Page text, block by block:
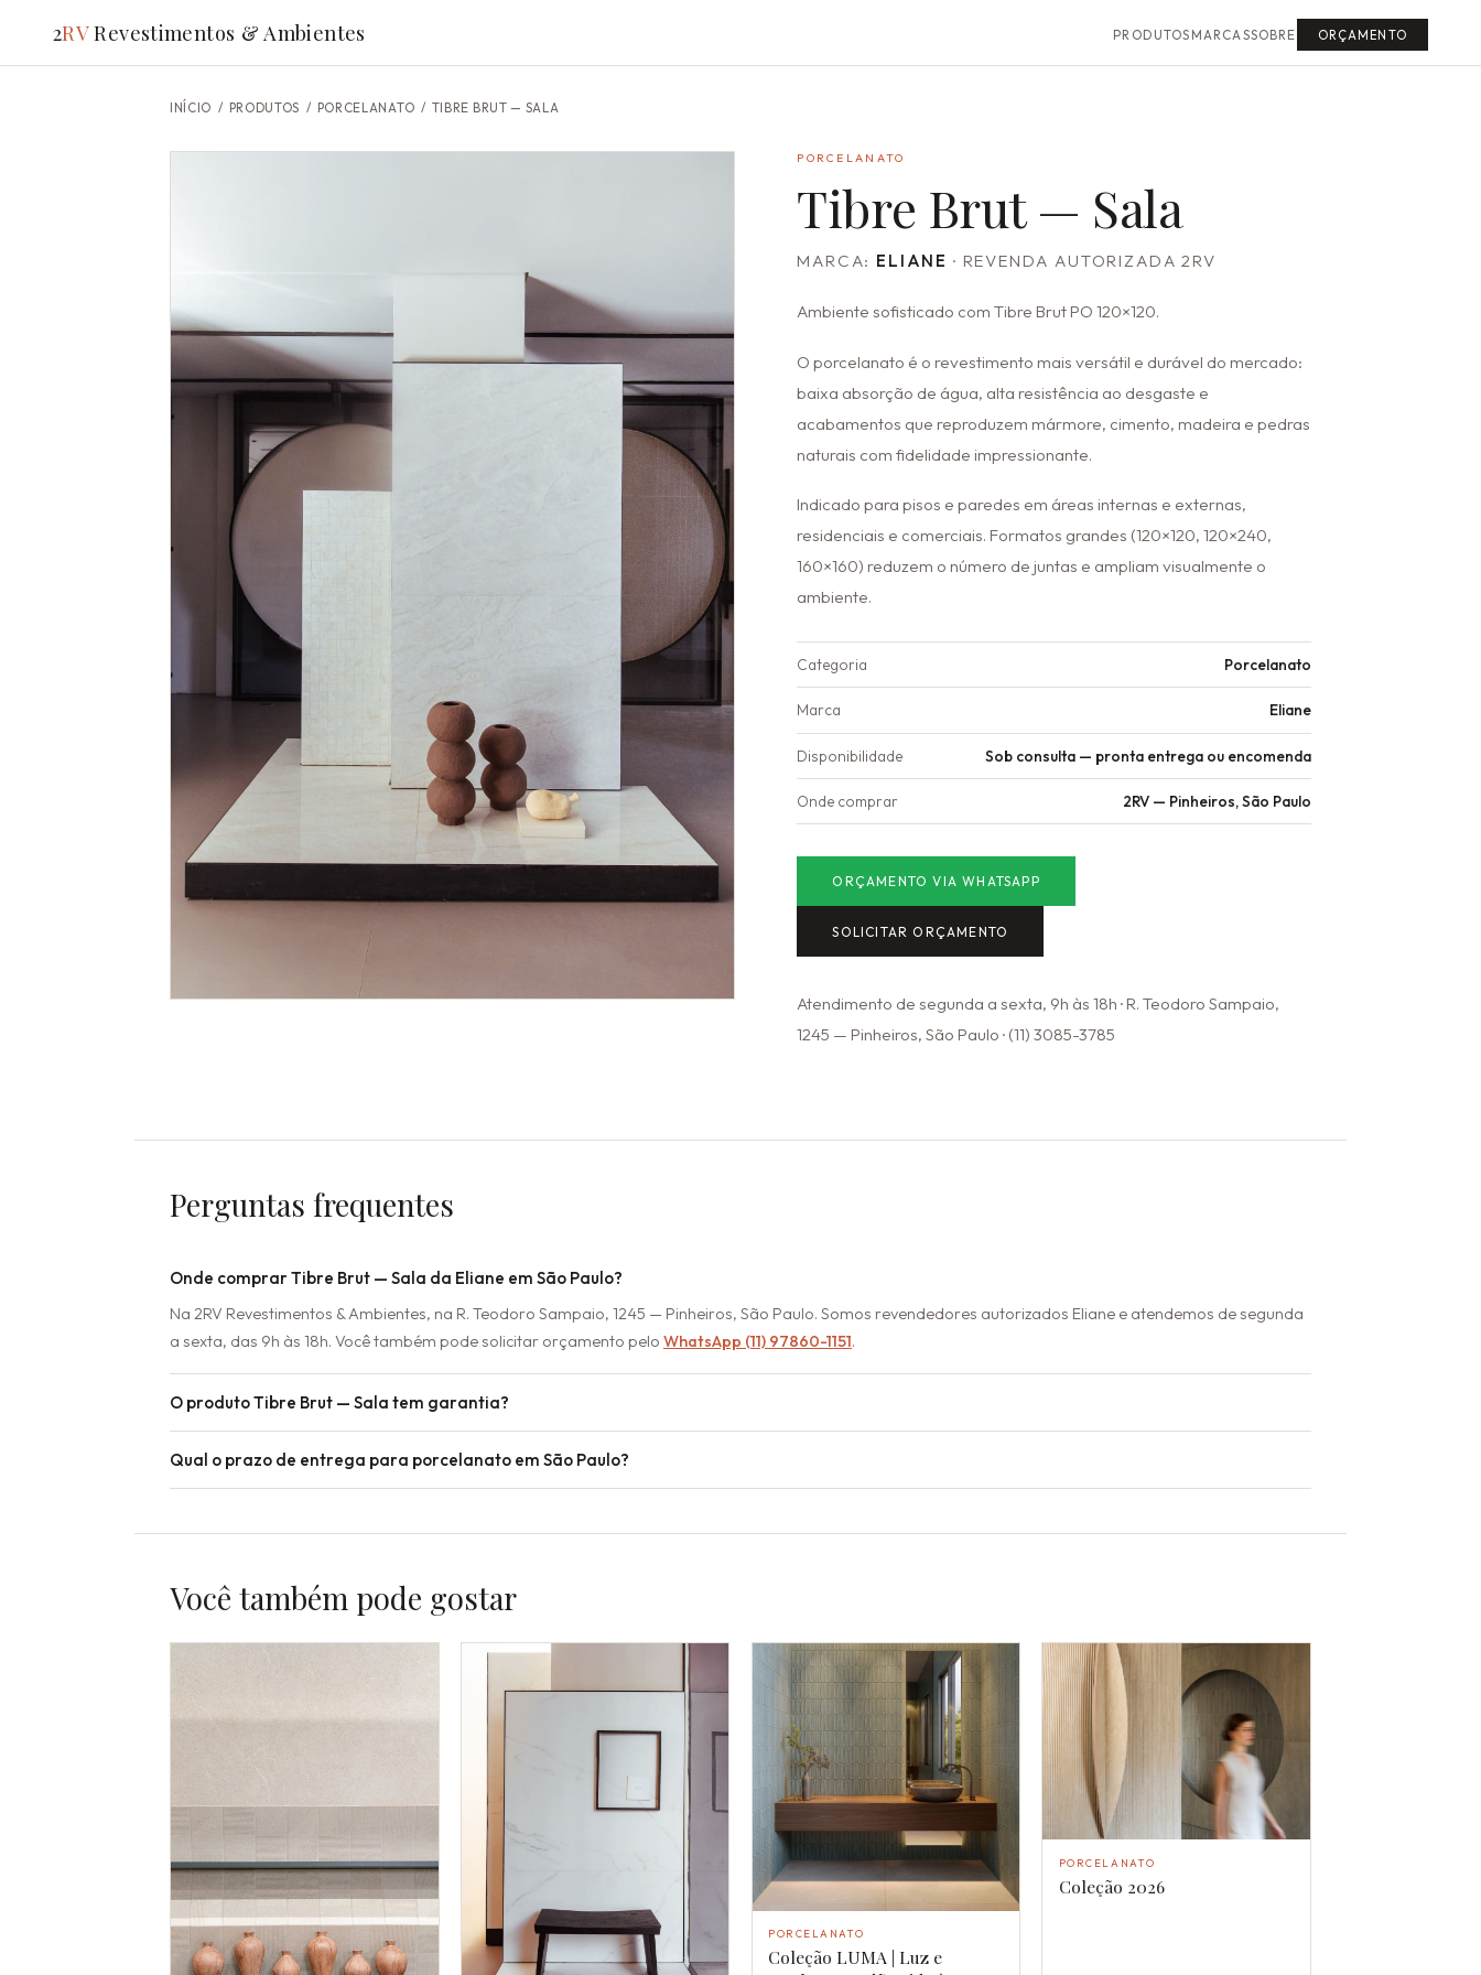
2RVRevestimentos & Ambientes PRODUTOS MARCASSOBRE ORÇAMENTO
INÍCIO / PRODUTOS / PORCELANATO / TIBRE BRUT — SALA
PORCELANATO
Tibre Brut — Sala
MARCA: ELIANE · REVENDA AUTORIZADA 2RV
Ambiente sofisticado com Tibre Brut PO 120×120.
O porcelanato é o revestimento mais versátil e durável do mercado:
baixa absorção de água, alta resistência ao desgaste e
acabamentos que reproduzem mármore, cimento, madeira e pedras
naturais com fidelidade impressionante.
Indicado para pisos e paredes em áreas internas e externas,
residenciais e comerciais. Formatos grandes (120×120, 120×240,
160×160) reduzem o número de juntas e ampliam visualmente o
ambiente.
Categoria Porcelanato
Marca Eliane
Disponibilidade Sob consulta — pronta entrega ou encomenda
Onde comprar 2RV — Pinheiros, São Paulo
ORÇAMENTO VIA WHATSAPP
SOLICITAR ORÇAMENTO
Atendimento de segunda a sexta, 9h às 18h · R. Teodoro Sampaio,
1245 — Pinheiros, São Paulo · (11) 3085-3785
Perguntas frequentes
Onde comprar Tibre Brut — Sala da Eliane em São Paulo?
Na 2RV Revestimentos & Ambientes, na R. Teodoro Sampaio, 1245 — Pinheiros, São Paulo. Somos revendedores autorizados Eliane e atendemos de segunda
a sexta, das 9h às 18h. Você também pode solicitar orçamento pelo WhatsApp (11) 97860-1151.
O produto Tibre Brut — Sala tem garantia?
Qual o prazo de entrega para porcelanato em São Paulo?
Você também pode gostar
PORCELANATO
Coleção LUMA | Luz e
PORCELANATO
Coleção 2026